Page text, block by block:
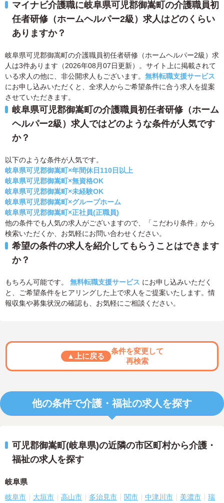
マイナビ介護職に岐阜県可児郡御嵩町の介護職員初
任者研修（ホームヘルパー2級）求人はどのくらい
ありますか？
岐阜県可児郡御嵩町の介護職員初任者研修（ホームヘルパー2級）求
人は3件あります（2026年08月07日更新）。サイト上に掲載されて
いる求人の他に、非公開求人もございます。 無料転職支援サービス
にお申し込みいただくと、全求人からご希望条件に合う求人を提案
させていただきます。
岐阜県可児郡御嵩町の介護職員初任者研修（ホーム
ヘルパー2級）求人ではどのような条件が人気です
か？
以下のような条件が人気です。
岐阜県可児郡御嵩町×年間休日110日以上
岐阜県可児郡御嵩町×無資格OK
岐阜県可児郡御嵩町×未経験OK
岐阜県可児郡御嵩町×グループホーム
岐阜県可児郡御嵩町×正社員(正職員)
他の条件でも人気の求人がございますので、「こだわり条件」から
検索いただくか、お気軽にお問い合わせください。
希望の条件の求人を紹介してもらうことはできます
か？
もちろん可能です。 無料転職支援サービス にお申し込みいただく
と、ご希望条件をヒアリングした上で求人をご提案いたします。情
報収集や募集状況の確認も、お気軽にご相談ください。
▲上に戻る
条件を変更して
再検索
他の条件で介護・福祉の求人を探す
可児郡御嵩町(岐阜県)の近隣の市区町村から介護・
福祉の求人を探す
岐阜県
岐阜市 大垣市 高山市 多治見市 関市 中津川市 美濃市
瑞